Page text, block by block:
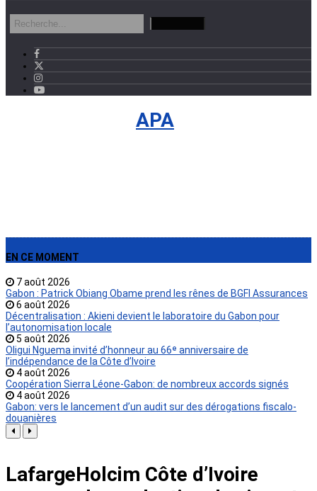
APA
EN CE MOMENT
7 août 2026
Gabon : Patrick Obiang Obame prend les rênes de BGFI Assurances
6 août 2026
Décentralisation : Akieni devient le laboratoire du Gabon pour
l’autonomisation locale
5 août 2026
Oligui Nguema invité d’honneur au 66ᵉ anniversaire de
l’indépendance de la Côte d’Ivoire
4 août 2026
Coopération Sierra Léone-Gabon: de nombreux accords signés
4 août 2026
Gabon: vers le lancement d’un audit sur des dérogations fiscalo-
douanières
LafargeHolcim Côte d’Ivoire